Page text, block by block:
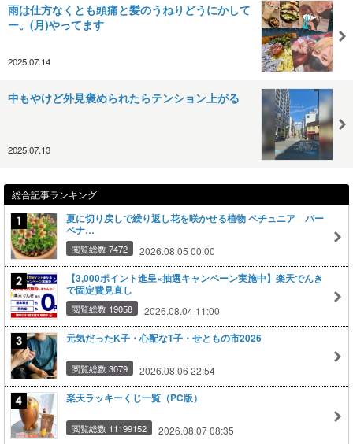
雨は仕方なくとも頭痛と髪のうねりどうにかして
ー。(月)やってます
2025.07.14
中もやけど外見褒められたらテンション上がる
2025.07.13
総合記事ランキング
夏に切り戻しで繰り返し花を咲かせる植物 ペチュニア バー
ベナ…
閲覧総数 7472 2026.08.05 00:00
【3,000ポイント進呈×抽選キャンペーン実施中】楽天でんき
で固定費見直し
閲覧総数 19058 2026.08.04 11:00
元気だったK子・心配なT子・せともの市2026
閲覧総数 3079 2026.08.06 22:54
楽天ラッキーくじ一覧（PC版）
閲覧総数 11199152 2026.08.07 08:35